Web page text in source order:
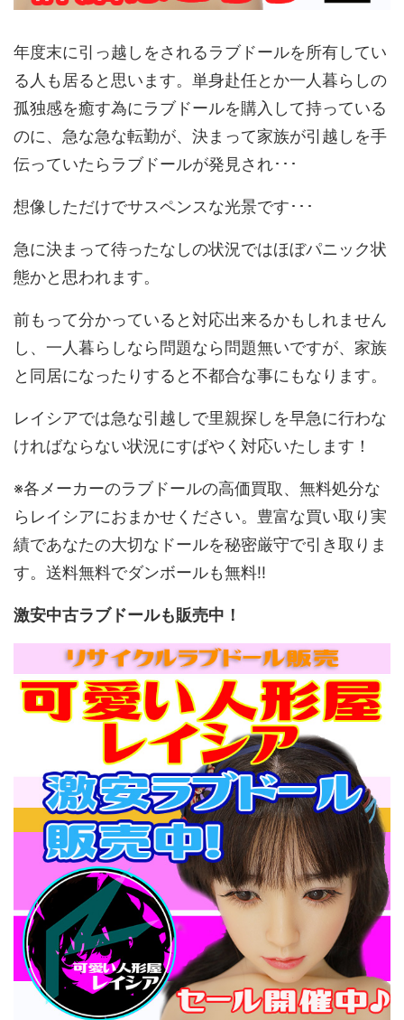
年度末に引っ越しをされるラブドールを所有してい
る人も居ると思います。単身赴任とか一人暮らしの
孤独感を癒す為にラブドールを購入して持っている
のに、急な急な転勤が、決まって家族が引越しを手
伝っていたらラブドールが発見され･･･
想像しただけでサスペンスな光景です･･･
急に決まって待ったなしの状況ではほぼパニック状
態かと思われます。
前もって分かっていると対応出来るかもしれません
し、一人暮らしなら問題なら問題無いですが、家族
と同居になったりすると不都合な事にもなります。
レイシアでは急な引越しで里親探しを早急に行わな
ければならない状況にすばやく対応いたします！
※各メーカーのラブドールの高価買取、無料処分な
らレイシアにおまかせください。豊富な買い取り実
績であなたの大切なドールを秘密厳守で引き取りま
す。送料無料でダンボールも無料!!
激安中古ラブドールも販売中！